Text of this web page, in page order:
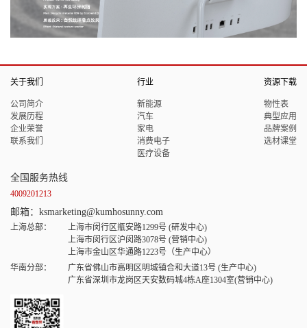
关于我们
公司简介
发展历程
企业荣誉
联系我们
行业
新能源
汽车
家电
消费电子
医疗设备
资源下载
物性表
典型应用
品牌案例
选材课堂
全国服务热线
4009201213
邮箱：ksmarketing@kumhosunny.com
上海总部：
上海市闵行区瓶安路1299号 (研发中心)
上海市闵行区沪闵路3078号 (营销中心)
上海市金山区华通路1223号（生产中心）
华南分部：
广东省佛山市高明区明城镇合和大道13号 (生产中心)
广东省深圳市龙岗区天安数码城4栋A座1304室(营销中心)